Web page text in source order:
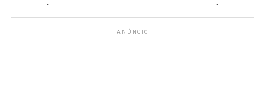
ANÚNCIO